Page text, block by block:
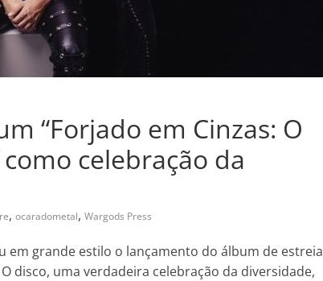
“Forjado em Cinzas: O
celebração da
, ocaradometal, Wargods Press
em grande estilo o lançamento do álbum de estreia
disco, uma verdadeira celebração da diversidade,